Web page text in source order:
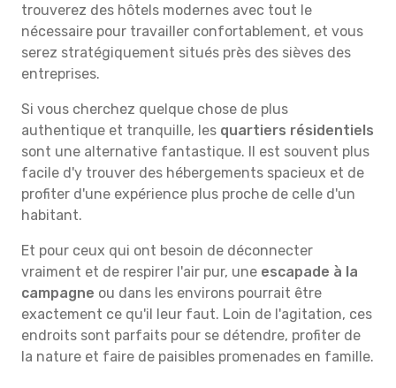
trouverez des hôtels modernes avec tout le
nécessaire pour travailler confortablement, et vous
serez stratégiquement situés près des sièves des
entreprises.
Si vous cherchez quelque chose de plus
authentique et tranquille, les quartiers résidentiels
sont une alternative fantastique. Il est souvent plus
facile d'y trouver des hébergements spacieux et de
profiter d'une expérience plus proche de celle d'un
habitant.
Et pour ceux qui ont besoin de déconnecter
vraiment et de respirer l'air pur, une escapade à la
campagne ou dans les environs pourrait être
exactement ce qu'il leur faut. Loin de l'agitation, ces
endroits sont parfaits pour se détendre, profiter de
la nature et faire de paisibles promenades en famille.